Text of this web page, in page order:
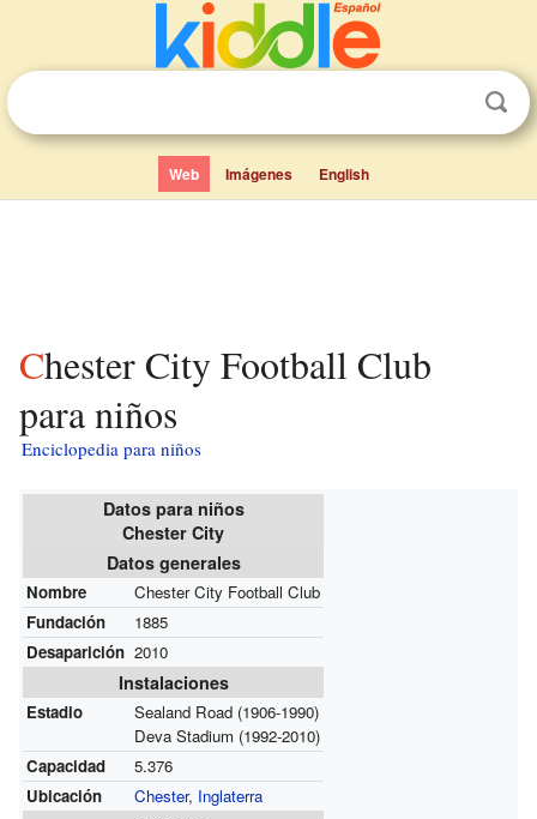
Web Imágenes English
Chester City Football Club
para niños
Enciclopedia para niños
Datos para niños
Chester City
Datos generales
Nombre
Chester City Football Club
Fundación
1885
Desaparición 2010
Instalaciones
Estadio
Sealand Road (1906-1990)
Deva Stadium (1992-2010)
Capacidad
5.376
Ubicación
Chester, Inglaterra